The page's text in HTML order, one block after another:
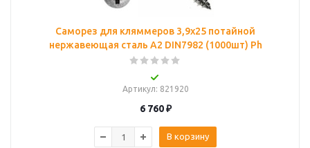
Саморез для кляммеров 3,9х25 потайной
нержавеющая сталь А2 DIN7982 (1000шт) Ph
Артикул: 821920
6 760₽
В корзину